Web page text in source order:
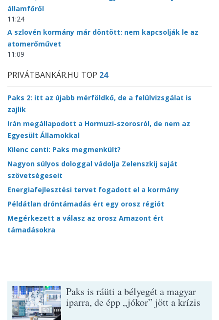
államfőről
11:24
A szlovén kormány már döntött: nem kapcsolják le az
atomerőművet
11:09
PRIVÁTBANKÁR.HU TOP 24
Paks 2: itt az újabb mérföldkő, de a felülvizsgálat is
zajlik
Irán megállapodott a Hormuzi-szorosról, de nem az
Egyesült Államokkal
Kilenc centi: Paks megmenkült?
Nagyon súlyos dologgal vádolja Zelenszkij saját
szövetségeseit
Energiafejlesztési tervet fogadott el a kormány
Példátlan dróntámadás ért egy orosz régiót
Megérkezett a válasz az orosz Amazont ért
támadásokra
Paks is ráüti a bélyegét a magyar
iparra, de épp „jókor” jött a krízis